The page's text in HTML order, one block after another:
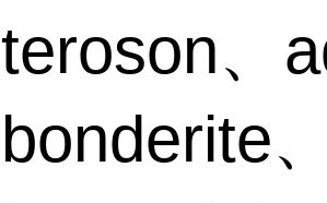
teroson、
bonderite